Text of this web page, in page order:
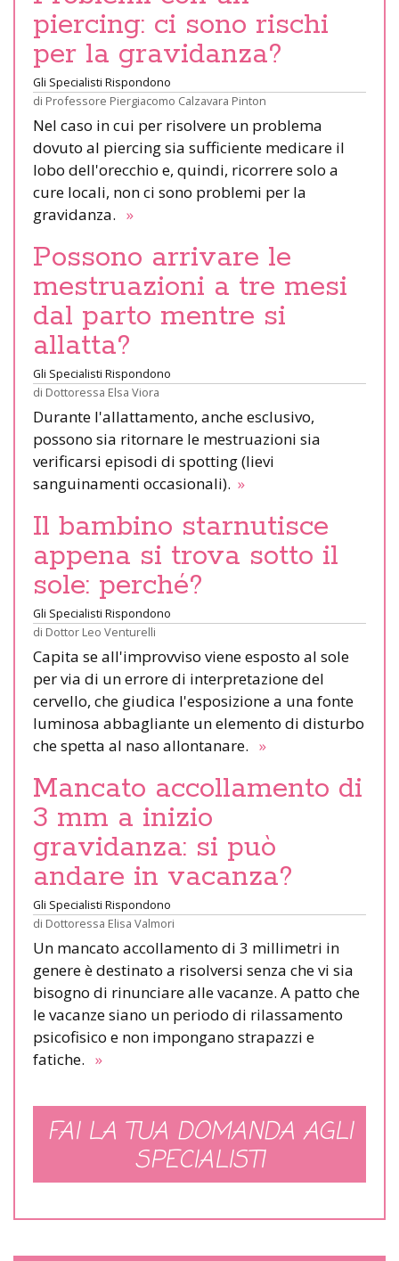
piercing: ci sono rischi
per la gravidanza?
Gli Specialisti Rispondono
di Professore Piergiacomo Calzavara Pinton
Nel caso in cui per risolvere un problema
dovuto al piercing sia sufficiente medicare il
lobo dell'orecchio e, quindi, ricorrere solo a
cure locali, non ci sono problemi per la
gravidanza. »
Possono arrivare le
mestruazioni a tre mesi
dal parto mentre si
allatta?
Gli Specialisti Rispondono
di Dottoressa Elsa Viora
Durante l'allattamento, anche esclusivo,
possono sia ritornare le mestruazioni sia
verificarsi episodi di spotting (lievi
sanguinamenti occasionali). »
Il bambino starnutisce
appena si trova sotto il
sole: perché?
Gli Specialisti Rispondono
di Dottor Leo Venturelli
Capita se all'improvviso viene esposto al sole
per via di un errore di interpretazione del
cervello, che giudica l'esposizione a una fonte
luminosa abbagliante un elemento di disturbo
che spetta al naso allontanare. »
Mancato accollamento di
3 mm a inizio
gravidanza: si può
andare in vacanza?
Gli Specialisti Rispondono
di Dottoressa Elisa Valmori
Un mancato accollamento di 3 millimetri in
genere è destinato a risolversi senza che vi sia
bisogno di rinunciare alle vacanze. A patto che
le vacanze siano un periodo di rilassamento
psicofisico e non impongano strapazzi e
fatiche. »
FAI LA TUA DOMANDA AGLI
SPECIALISTI